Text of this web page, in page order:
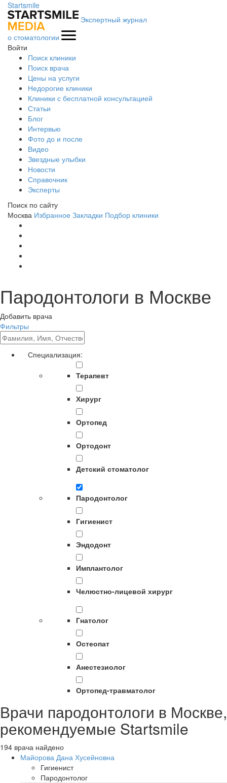
Startsmile
Экспертный журнал
о стоматологии
Войти
Поиск клиники
Поиск врача
Цены на услуги
Недорогие клиники
Клиники с бесплатной консультацией
Статьи
Блог
Интервью
Фото до и после
Видео
Звездные улыбки
Новости
Справочник
Эксперты
Поиск по сайту
Москва Избранное Закладки Подбор клиники
Пародонтологи в Москве
Добавить врача
Фильтры
Специализация:
Терапевт
Хирург
Ортопед
Ортодонт
Детский стоматолог
Пародонтолог
Гигиенист
Эндодонт
Имплантолог
Челюстно-лицевой хирург
Гнатолог
Остеопат
Анестезиолог
Ортопед-травматолог
Врачи пародонтологи в Москве,
рекомендуемые Startsmile
194 врача найдено
Майорова Дана Хусейновна
Гигиенист
Пародонтолог